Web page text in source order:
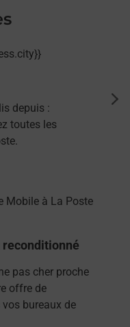
depuis :
toutes les
reconditionné
pas cher proche
offre de
bureaux de